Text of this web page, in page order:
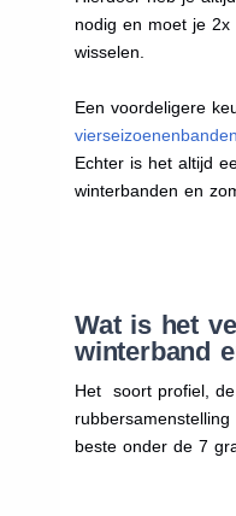
nodig en moet je
wisselen.
Een voordeligere
vierseizoenenbanden
Echter is het altijd
winterbanden en
Wat is het
winterband
Het soort profiel,
beste onder de 7